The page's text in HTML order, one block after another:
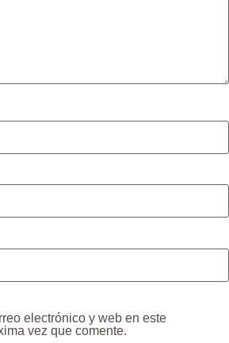
electrónico y web en este
vez que comente.